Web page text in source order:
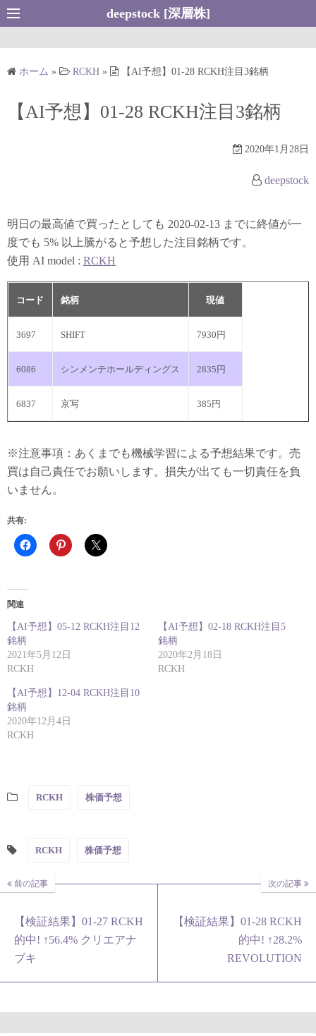
コ
ン
deepstock [深層株]
ホーム » RCKH » 【AI予想】01-28 RCKH注目3銘柄
【AI予想】01-28 RCKH注目3銘柄
2020年1月28日
deepstock
明日の最高値で買ったとしても 2020-02-13 までに終値が一
度でも 5% 以上騰がると予想した注目銘柄です。
使用 AI model : RCKH
コード 銘柄 現値
3697 SHIFT 7930円
6086 シンメンテホールディングス 2835円
6837 京写 385円
※注意事項：あくまでも機械学習による予想結果です。売
買は自己責任でお願いします。損失が出ても一切責任を負
いません。
共有:
関連
【AI予想】05-12 RCKH注目12
銘柄
2021年5月12日
RCKH
【AI予想】02-18 RCKH注目5
銘柄
2020年2月18日
RCKH
【AI予想】12-04 RCKH注目10
銘柄
2020年12月4日
RCKH
RCKH 株価予想
RCKH 株価予想
前の記事
【検証結果】01-27 RCKH
的中! ↑56.4% クリエアナ
ブキ
次の記事
【検証結果】01-28 RCKH
的中! ↑28.2%
REVOLUTION